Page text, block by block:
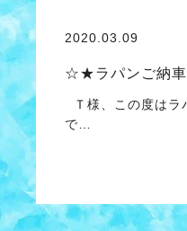
2020.03.09
☆★ラパンご納
Ｔ様、この度はラ
で…